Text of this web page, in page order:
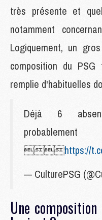
très présente et
notamment
Logiquement, un
composition du
remplie d'habituelles
Déjà 6
https://
— CulturePSG
Une